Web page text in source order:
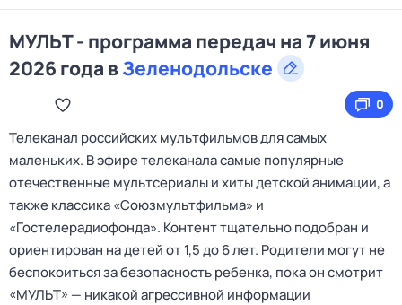
МУЛЬТ - программа передач на 7 июня
2026 года вЗеленодольске
0
Телеканал российских мультфильмов для самых
маленьких. В эфире телеканала самые популярные
отечественные мультсериалы и хиты детской анимации, а
также классика «Союзмультфильма» и
«Гостелерадиофонда». Контент тщательно подобран и
ориентирован на детей от 1,5 до 6 лет. Родители могут не
беспокоиться за безопасность ребенка, пока он смотрит
«МУЛЬТ» — никакой агрессивной информации